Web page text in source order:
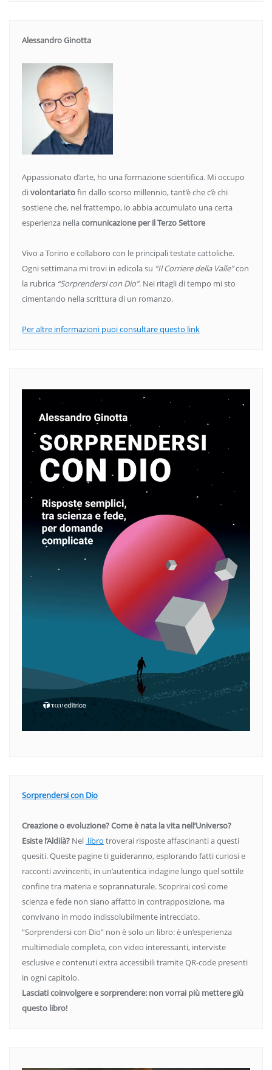
Alessandro Ginotta
Appassionato d’arte, ho una formazione scientifica. Mi occupo
divolontariatofin dallo scorso millennio, tant’è che c’è chi
sostiene che, nel frattempo, io abbia accumulato una certa
esperienza nellacomunicazione per il Terzo Settore
Vivo a Torino e collaboro con le principali testate cattoliche.
Ogni settimana mi trovi in edicola su “Il Corriere della Valle”con
la rubrica “Sorprendersi con Dio”. Nei ritagli di tempo mi sto
cimentando nella scrittura di un romanzo.
Per altre informazioni puoi consultare questo link
Sorprendersi con Dio
Creazione o evoluzione? Come è nata la vita nell’Universo?
Esiste l’Aldilà? Nel libro troverai risposte affascinanti a questi
quesiti. Queste pagine ti guideranno, esplorando fatti curiosi e
racconti avvincenti, in un’autentica indagine lungo quel sottile
confine tra materia e soprannaturale. Scoprirai così come
scienza e fede non siano affatto in contrapposizione, ma
convivano in modo indissolubilmente intrecciato.
“Sorprendersi con Dio” non è solo un libro: è un’esperienza
multimediale completa, con video interessanti, interviste
esclusive e contenuti extra accessibili tramite QR-code presenti
in ogni capitolo.
Lasciati coinvolgere e sorprendere: non vorrai più mettere giù
questo libro!